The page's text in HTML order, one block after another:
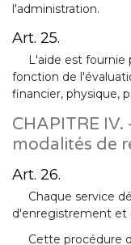
l'administration.
Art. 25.
L'aide est
fonction de
financier, physique,
CHAPITRE
modalités de
Art. 26.
Chaque service
d'enregistrement et
Cette procédure